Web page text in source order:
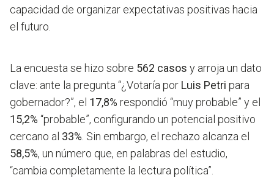
capacidad de organizar expectativas positivas hacia
el futuro.
La encuesta se hizo sobre 562 casos y arroja un dato
clave: ante la pregunta “¿Votaría por Luis Petri para
gobernador?”, el 17,8% respondió “muy probable” y el
15,2% “probable”, configurando un potencial positivo
cercano al 33% Sin embargo, el rechazo alcanza el
58,5%, un número que, en palabras del estudio,
“cambia completamente la lectura política”.